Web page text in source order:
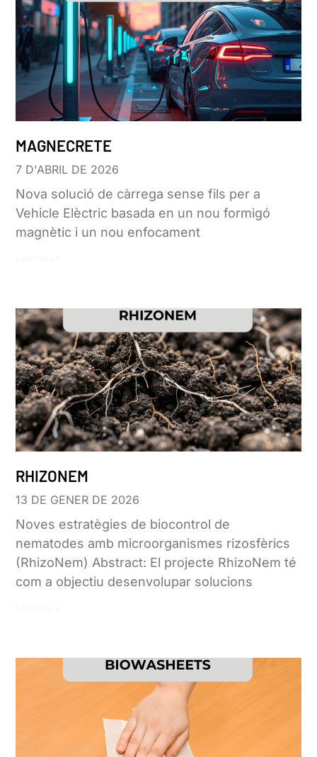
MAGNECRETE
7 D'ABRIL DE 2026
Nova solució de càrrega sense fils per a
Vehicle Elèctric basada en un nou formigó
magnètic i un nou enfocament
RHIZONEM
13 DE GENER DE 2026
Noves estratègies de biocontrol de
nematodes amb microorganismes rizosfèrics
(RhizoNem) Abstract: El projecte RhizoNem té
com a objectiu desenvolupar solucions